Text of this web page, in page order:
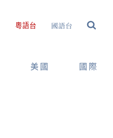
粵語台 國語台
美國 國際